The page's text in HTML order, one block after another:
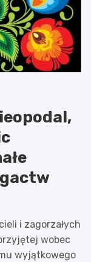
i zagorzałych
wobec
wyjątkowego